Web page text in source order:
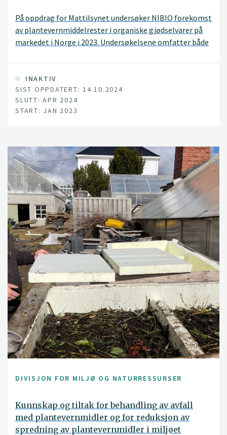
På oppdrag for Mattilsynet undersøker NIBIO forekomst
av plantevernmiddelrester i organiske gjødselvarer på
markedet i Norge i 2023. Undersøkelsene omfatter både
prøver av organisk gjødsel, organisk-mineralsk gjødsel,
organiske jordforbedringsmidler og dyrkingsmedier,
inkludert kompostjord.
INAKTIV
SIST OPPDATERT: 14.10.2024
SLUTT: APR 2024
START: JAN 2023
DIVISJON FOR MILJØ OG NATURRESSURSER
Kunnskap og tiltak for behandling av avfall
med plantevernmidler og for reduksjon av
spredning av plantevernmidler i miljøet